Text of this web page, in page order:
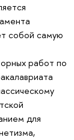
собой самую
работ по
для